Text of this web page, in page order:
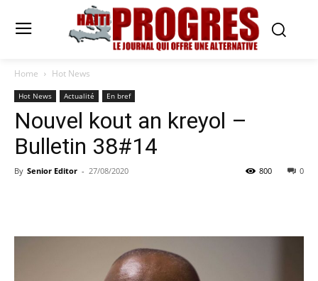
Home Hot News
Hot News Actualité En bref
Nouvel kout an kreyol –
Bulletin 38#14
By Senior Editor - 27/08/2020 0
800